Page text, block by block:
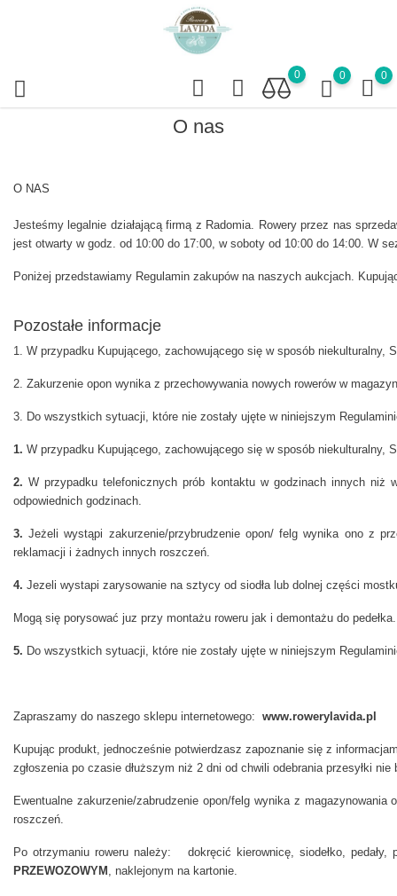
0
0
0
O nas
O NAS
Jesteśmy legalnie działającą firmą z Radomia. Rowery przez nas
jest otwarty w godz. od 10:00 do 17:00, w soboty od 10:00 do 14:00. W
Poniżej przedstawiamy Regulamin zakupów na naszych aukcjach.
Pozostałe informacje
1. W przypadku Kupującego, zachowującego się w sposób niekulturalny,
2. Zakurzenie opon wynika z przechowywania nowych rowerów w
3. Do wszystkich sytuacji, które nie zostały ujęte w niniejszym
1. W przypadku Kupującego, zachowującego się w sposób
2. W przypadku telefonicznych prób kontaktu w godzinach innych niż
odpowiednich godzinach.
3.Jeżeli wystąpi zakurzenie/przybrudzenie opon/ felg wynika ono z
reklamacji i żadnych innych roszczeń.
4. Jezeli wystapi zarysowanie na sztycy od siodła lub dolnej części
Mogą się porysować juz przy montażu roweru jak i demontażu do pedełka.
5. Do wszystkich sytuacji, które nie zostały ujęte w niniejszym
Zapraszamy do naszego sklepu internetowego: www.rowerylavida.pl
Kupując produkt, jednocześnie potwierdzasz zapoznanie się z
zgłoszenia po czasie dłuższym niż 2 dni od chwili odebrania przesyłki
Ewentualne zakurzenie/zabrudzenie opon/felg wynika z
roszczeń.
Po otrzymaniu roweru należy: dokręcić kierownicę, siodełko,
PRZEWOZOWYM , naklejonym na kartonie.